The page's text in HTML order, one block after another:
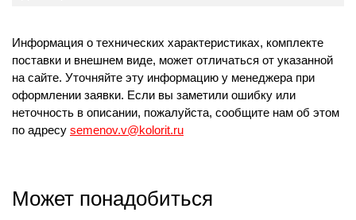
Информация о технических характеристиках, комплекте
поставки и внешнем виде, может отличаться от указанной
на сайте. Уточняйте эту информацию у менеджера при
оформлении заявки. Если вы заметили ошибку или
неточность в описании, пожалуйста, сообщите нам об этом
по адресу semenov.v@kolorit.ru
Может понадобиться